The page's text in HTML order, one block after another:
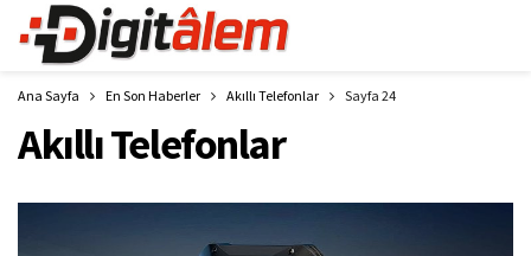
Ana Sayfa En Son Haberler Akıllı Telefonlar Sayfa 24
Akıllı Telefonlar